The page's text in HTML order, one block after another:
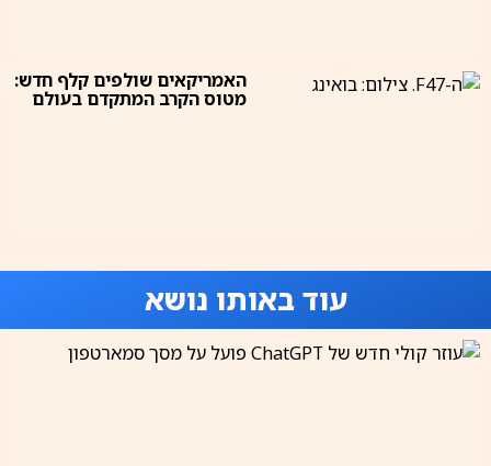
האמריקאים שולפים קלף חדש:
מטוס הקרב המתקדם בעולם
עוד באותו נושא